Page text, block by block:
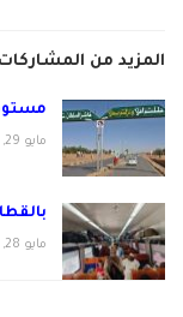
المزيد من المشاركات
مستوطنون من 3
مايو 29, 2026
مايو 28, 2026